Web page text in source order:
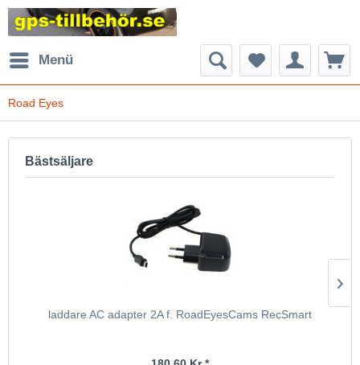
Menü
Road Eyes
Bästsäljare
laddare AC adapter 2A f. RoadEyesCams RecSmart